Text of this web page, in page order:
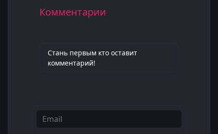
Комментарии
Стань первым кто оставит
комментарий!